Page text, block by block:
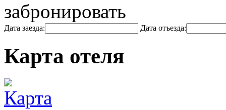
забронировать
Дата заезда: Дата отъезда:
Карта отеля